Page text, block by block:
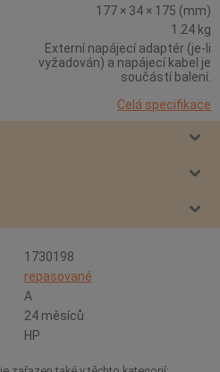
177 × 34 × 175 (mm)
1.24 kg
Externí napájecí adaptér (je-li
vyžadován) a napájecí kabel je
součástí balení.
Celá specifikace
1730198
repasované
A
24 měsíců
HP